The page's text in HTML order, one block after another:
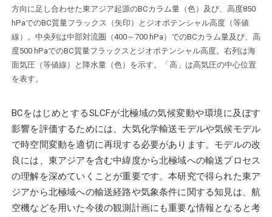
方向に足し合わせた東アジア起源のBCカラム量（色）及び、高度850
hPaでのBC質量フラックス（矢印）とジオポテンシャル高度（等値
線）。中央列は中部対流圏（400～700 hPa）でのBCカラム量及び、高
度500 hPaでのBC質量フラックスとジオポテンシャル高度。右列は海
面気圧（等値線）と降水量（色）を示す。「高」は高気圧の中心位置
を表す。
BCをはじめとするSLCFが北極域の気候変動や環境に及ぼす
影響を評価するためには、大気化学輸送モデルや気候モデル
で時空間変動を適切に再現する必要があります。モデルの改
良には、東アジアを含む中緯度から北極域への輸送プロセス
の理解を深めていくことが重要です。本研究で得られた東ア
ジアから北極域への輸送経路や気象条件に関する知見は、航
空機などを用いた今後の観測計画にも重要な情報となると考